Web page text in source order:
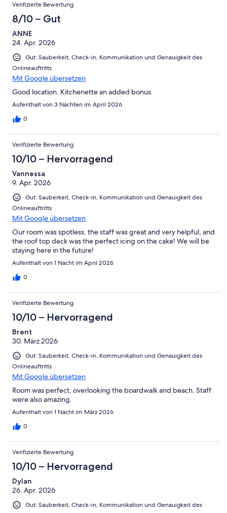
Verifizierte Bewertung
8/10 – Gut
ANNE
24. Apr. 2026
Gut: Sauberkeit, Check-in, Kommunikation und Genauigkeit des
Onlineauftritts
Mit Google übersetzen
Good location. Kitchenette an added bonus.
Aufenthalt von 3 Nächten im April 2026
0
Verifizierte Bewertung
10/10 – Hervorragend
Vannessa
9. Apr. 2026
Gut: Sauberkeit, Check-in, Kommunikation und Genauigkeit des
Onlineauftritts
Mit Google übersetzen
Our room was spotless, the staff was great and very helpful, and
the roof top deck was the perfect icing on the cake! We will be
staying here in the future!
Aufenthalt von 1 Nacht im April 2026
0
Verifizierte Bewertung
10/10 – Hervorragend
Brent
30. März 2026
Gut: Sauberkeit, Check-in, Kommunikation und Genauigkeit des
Onlineauftritts
Mit Google übersetzen
Room was perfect, overlooking the boardwalk and beach. Staff
were also amazing.
Aufenthalt von 1 Nacht im März 2026
0
Verifizierte Bewertung
10/10 – Hervorragend
Dylan
26. Apr. 2026
Gut: Sauberkeit, Check-in, Kommunikation und Genauigkeit des